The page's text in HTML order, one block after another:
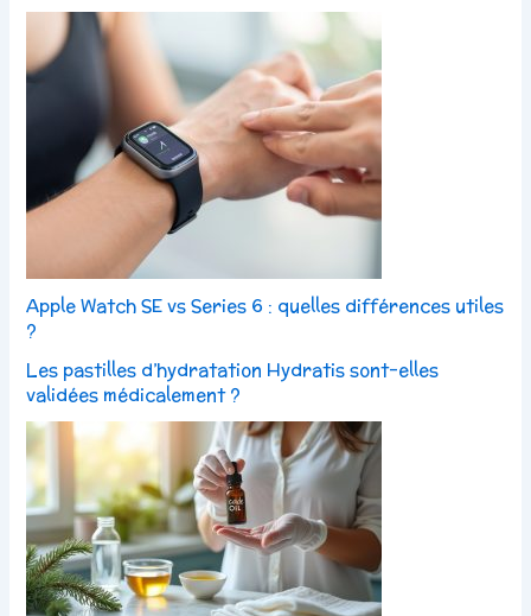
Apple Watch SE vs Series 6 : quelles différences utiles
?
Les pastilles d’hydratation Hydratis sont-elles
validées médicalement ?